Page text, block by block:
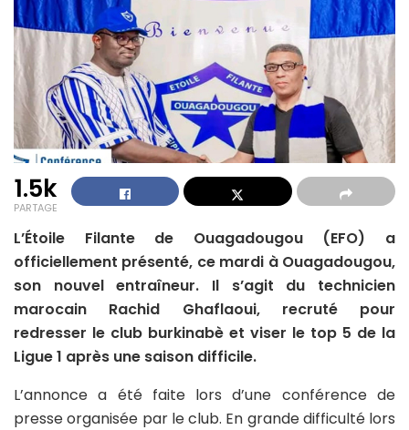
1.5k
PARTAGE
L’Étoile Filante de Ouagadougou (EFO) a
officiellement présenté, ce mardi à Ouagadougou,
son nouvel entraîneur. Il s’agit du technicien
marocain Rachid Ghaflaoui, recruté pour
redresser le club burkinabè et viser le top 5 de la
Ligue 1 après une saison difficile.
L’annonce a été faite lors d’une conférence de
presse organisée par le club. En grande difficulté lors